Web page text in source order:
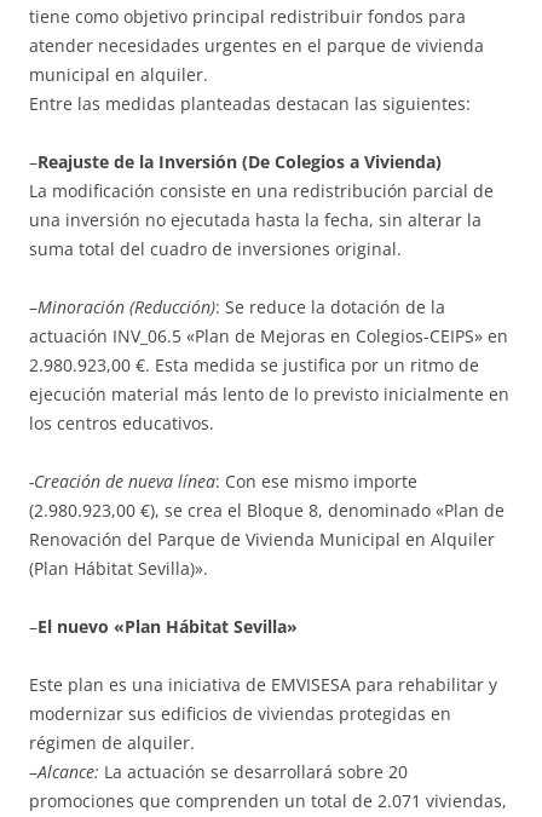
tiene como objetivo principal redistribuir fondos para
atender necesidades urgentes en el parque de vivienda
municipal en alquiler.
Entre las medidas planteadas destacan las siguientes:
–Reajuste de la Inversión (De Colegios a Vivienda)
La modificación consiste en una redistribución parcial de
una inversión no ejecutada hasta la fecha, sin alterar la
suma total del cuadro de inversiones original.
–Minoración (Reducción): Se reduce la dotación de la
actuación INV_06.5 «Plan de Mejoras en Colegios-CEIPS» en
2.980.923,00 €. Esta medida se justifica por un ritmo de
ejecución material más lento de lo previsto inicialmente en
los centros educativos.
-Creación de nueva línea: Con ese mismo importe
(2.980.923,00 €), se crea el Bloque 8, denominado «Plan de
Renovación del Parque de Vivienda Municipal en Alquiler
(Plan Hábitat Sevilla)».
–El nuevo «Plan Hábitat Sevilla»
Este plan es una iniciativa de EMVISESA para rehabilitar y
modernizar sus edificios de viviendas protegidas en
régimen de alquiler.
–Alcance: La actuación se desarrollará sobre 20
promociones que comprenden un total de 2.071 viviendas,